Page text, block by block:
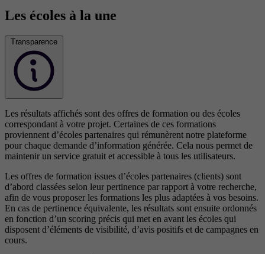
Les écoles à la une
Transparence
Les résultats affichés sont des offres de formation ou des écoles
correspondant à votre projet. Certaines de ces formations
proviennent d’écoles partenaires qui rémunèrent notre plateforme
pour chaque demande d’information générée. Cela nous permet de
maintenir un service gratuit et accessible à tous les utilisateurs.
Les offres de formation issues d’écoles partenaires (clients) sont
d’abord classées selon leur pertinence par rapport à votre recherche,
afin de vous proposer les formations les plus adaptées à vos besoins.
En cas de pertinence équivalente, les résultats sont ensuite ordonnés
en fonction d’un scoring précis qui met en avant les écoles qui
disposent d’éléments de visibilité, d’avis positifs et de campagnes en
cours.